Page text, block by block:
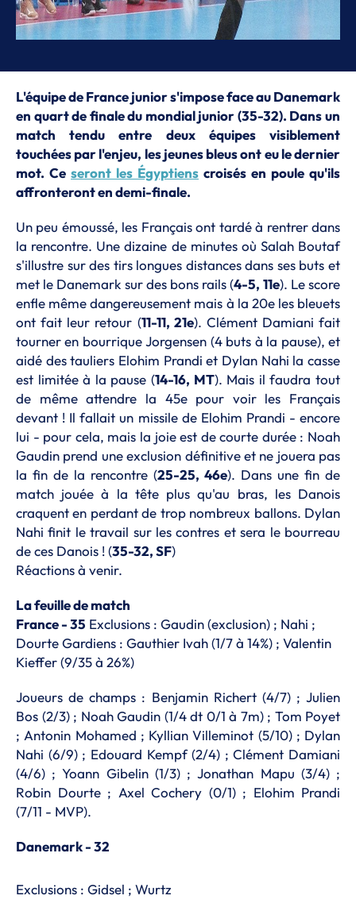
L'équipe de France junior s'impose face au Danemark
en quart de finale du mondial junior (35-32). Dans un
match tendu entre deux équipes visiblement
touchées par l'enjeu, les jeunes bleus ont eu le dernier
mot. Ce seront les Égyptiens croisés en poule qu'ils
affronteront en demi-finale.
Un peu émoussé, les Français ont tardé à rentrer dans
la rencontre. Une dizaine de minutes où Salah Boutaf
s'illustre sur des tirs longues distances dans ses buts et
met le Danemark sur des bons rails (4-5, 11e). Le score
enfle même dangereusement mais à la 20e les bleuets
ont fait leur retour (11-11, 21e). Clément Damiani fait
tourner en bourrique Jorgensen (4 buts à la pause), et
aidé des tauliers Elohim Prandi et Dylan Nahi la casse
est limitée à la pause (14-16, MT). Mais il faudra tout
de même attendre la 45e pour voir les Français
devant ! Il fallait un missile de Elohim Prandi - encore
lui - pour cela, mais la joie est de courte durée : Noah
Gaudin prend une exclusion définitive et ne jouera pas
la fin de la rencontre (25-25, 46e). Dans une fin de
match jouée à la tête plus qu'au bras, les Danois
craquent en perdant de trop nombreux ballons. Dylan
Nahi finit le travail sur les contres et sera le bourreau
de ces Danois ! (35-32, SF)
Réactions à venir.
La feuille de match
France - 35 Exclusions : Gaudin (exclusion) ; Nahi ;
Dourte Gardiens : Gauthier Ivah (1/7 à 14%) ; Valentin
Kieffer (9/35 à 26%)
Joueurs de champs : Benjamin Richert (4/7) ; Julien
Bos (2/3) ; Noah Gaudin (1/4 dt 0/1 à 7m) ; Tom Poyet
; Antonin Mohamed ; Kyllian Villeminot (5/10) ; Dylan
Nahi (6/9) ; Edouard Kempf (2/4) ; Clément Damiani
(4/6) ; Yoann Gibelin (1/3) ; Jonathan Mapu (3/4) ;
Robin Dourte ; Axel Cochery (0/1) ; Elohim Prandi
(7/11 - MVP).
Danemark - 32
Exclusions : Gidsel ; Wurtz